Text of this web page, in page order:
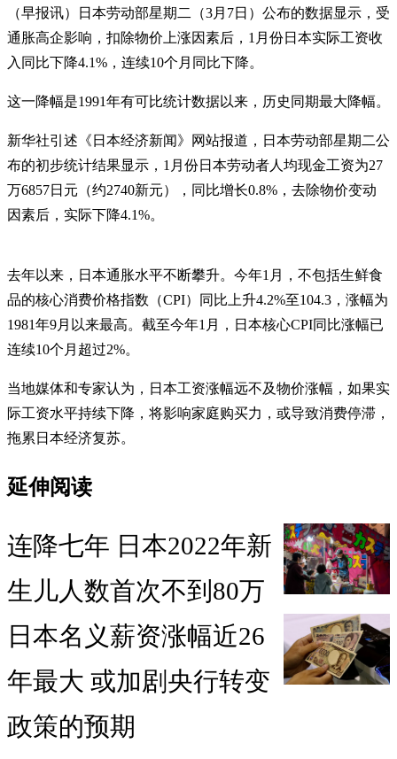
（早报讯）日本劳动部星期二（3月7日）公布的数据显示，受
通胀高企影响，扣除物价上涨因素后，1月份日本实际工资收
入同比下降4.1%，连续10个月同比下降。
这一降幅是1991年有可比统计数据以来，历史同期最大降幅。
新华社引述《日本经济新闻》网站报道，日本劳动部星期二公
布的初步统计结果显示，1月份日本劳动者人均现金工资为27
万6857日元（约2740新元），同比增长0.8%，去除物价变动
因素后，实际下降4.1%。
去年以来，日本通胀水平不断攀升。今年1月，不包括生鲜食
品的核心消费价格指数（CPI）同比上升4.2%至104.3，涨幅为
1981年9月以来最高。截至今年1月，日本核心CPI同比涨幅已
连续10个月超过2%。
当地媒体和专家认为，日本工资涨幅远不及物价涨幅，如果实
际工资水平持续下降，将影响家庭购买力，或导致消费停滞，
拖累日本经济复苏。
延伸阅读
连降七年 日本2022年新
生儿人数首次不到80万
日本名义薪资涨幅近26
年最大 或加剧央行转变
政策的预期